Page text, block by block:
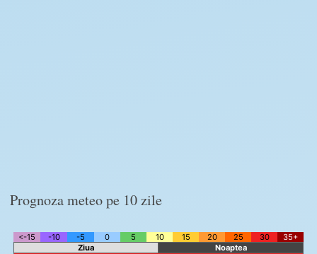
Prognoza meteo pe 10 zile
<-15 -10 -5 0 5 10 15 20 25 30
35+
Ziua
Noaptea